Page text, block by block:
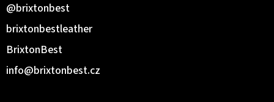
info@brixtonbest.cz
BrixtonBest
brixtonbestleather
@brixtonbest